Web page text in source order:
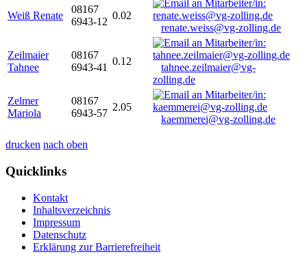
Weiß Renate
08167
6943-12
0.02
renate.weiss@vg-zolling.de
Zeilmaier
Tahnee
08167
6943-41
0.12
tahnee.zeilmaier@vg-
zolling.de
Zelmer
Mariola
08167
6943-57
2.05
kaemmerei@vg-zolling.de
drucken nach oben
Quicklinks
Kontakt
Inhaltsverzeichnis
Impressum
Datenschutz
Erklärung zur Barrierefreiheit